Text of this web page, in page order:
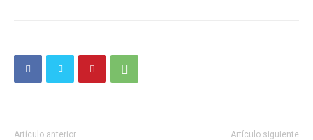
Artículo anterior Artículo siguiente